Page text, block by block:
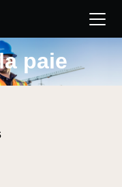
ton nouveau poste
paie